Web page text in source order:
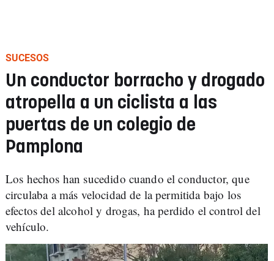
SUCESOS
Un conductor borracho y drogado
atropella a un ciclista a las
puertas de un colegio de
Pamplona
Los hechos han sucedido cuando el conductor, que
circulaba a más velocidad de la permitida bajo los
efectos del alcohol y drogas, ha perdido el control del
vehículo.